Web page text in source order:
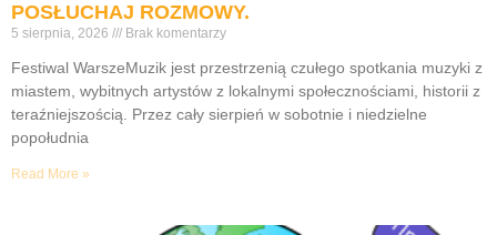
POSŁUCHAJ ROZMOWY.
5 sierpnia, 2026 Brak komentarzy
Festiwal WarszeMuzik jest przestrzenią czułego spotkania muzyki z
miastem, wybitnych artystów z lokalnymi społecznościami, historii z
teraźniejszością. Przez cały sierpień w sobotnie i niedzielne
popołudnia
Read More »